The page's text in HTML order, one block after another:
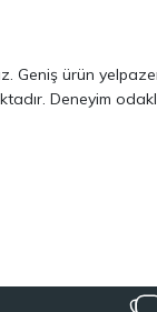
ürün
Deneyim
odaklı
uygun